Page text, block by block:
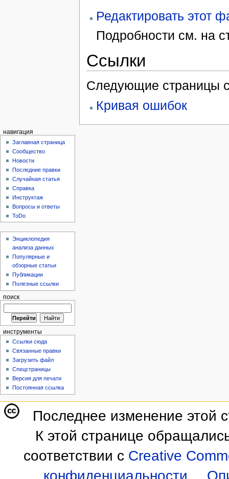
Редактировать этот
Подробности см. на
Ссылки
Следующие страницы
Кривая ошибок
навигация
Заглавная страница
Сообщество
Новости
Последние правки
Случайная статья
Справка
Инструктаж
Вопросы и ответы
ToDo
Энциклопедия
анализа данных
Популярные и
обзорные статьи
Публикации
Полезные ссылки
поиск
инструменты
Ссылки сюда
Связанные правки
Загрузить файл
Спецстраницы
Версия для печати
Постоянная ссылка
Последнее изменение этой
К этой странице
соответствии с Creative
конфиденциальности